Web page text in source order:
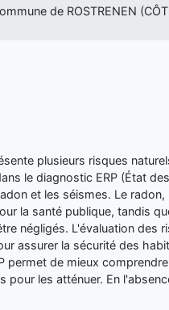
de ROSTRENEN
plusieurs risques
le diagnostic ERP (État
et les séismes. Le
la santé publique, tandis
négligés. L'évaluation des
assurer la sécurité des
permet de mieux
les atténuer. En